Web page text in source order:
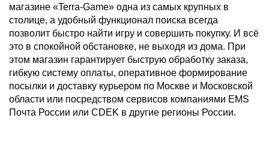
магазине «Terra-Game» одна из самых крупных в
столице, а удобный функционал поиска всегда
позволит быстро найти игру и совершить покупку. И всё
это в спокойной обстановке, не выходя из дома. При
этом магазин гарантирует быструю обработку заказа,
гибкую систему оплаты, оперативное формирование
посылки и доставку курьером по Москве и Московской
области или посредством сервисов компаниями EMS
Почта России или CDEK в другие регионы России.